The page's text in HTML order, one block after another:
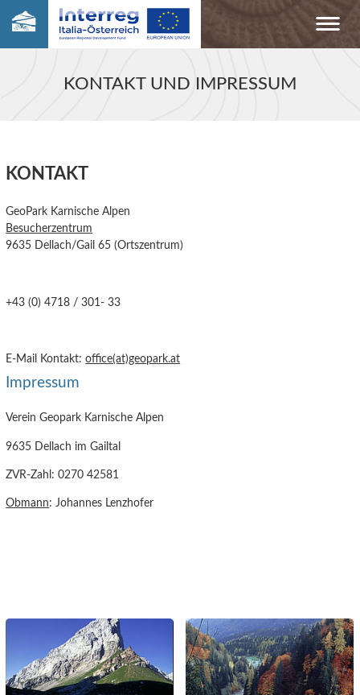
KONTAKT UND IMPRESSUM
KONTAKT
GeoPark Karnische Alpen
Besucherzentrum
9635 Dellach/Gail 65 (Ortszentrum)
+43 (0) 4718 / 301- 33
E-Mail Kontakt:office(at)geopark.at
Impressum
Verein Geopark Karnische Alpen
9635 Dellach im Gailtal
ZVR-Zahl: 0270 42581
Obmann: Johannes Lenzhofer